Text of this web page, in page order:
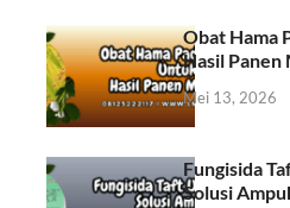
Obat Hama
Hasil Panen
Mei 13, 2026
Fungisida
Solusi